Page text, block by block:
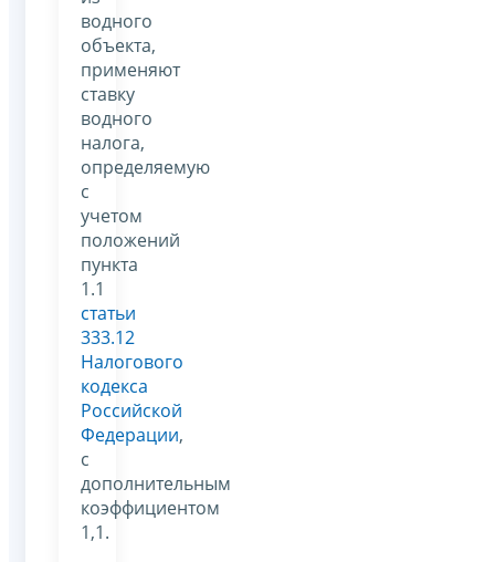
водного
объекта,
применяют
ставку
водного
налога,
определяемую
с
учетом
положений
пункта
1.1
статьи
333.12
Налогового
кодекса
Российской
Федерации,
с
дополнительным
коэффициентом
1,1.